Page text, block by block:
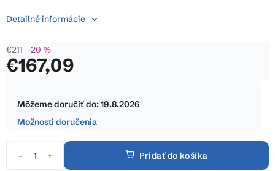
produktu
0,0
z
€211 –20 %
€167,09
cena:
Môžeme doručiť do:19.8.2026
Možnosti doručenia
Pridať do košíka
Detailné informácie